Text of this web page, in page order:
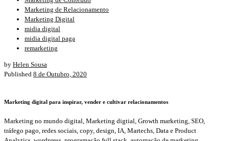
Marketing de Relacionamento
Marketing Digital
midia digital
midia digital paga
remarketing
by Helen Sousa
Published 8 de Outubro, 2020
Marketing digital para inspirar, vender e cultivar relacionamentos
Marketing no mundo digital, Marketing digtial, Growth marketing, SEO,
tráfego pago, redes sociais, copy, design, IA, Martechs, Data e Product